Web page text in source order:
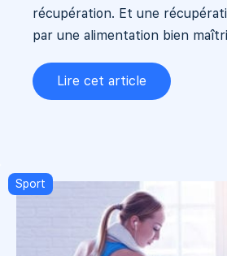
récupération. Et une
par une alimentation bien
Lire cet article
Sport